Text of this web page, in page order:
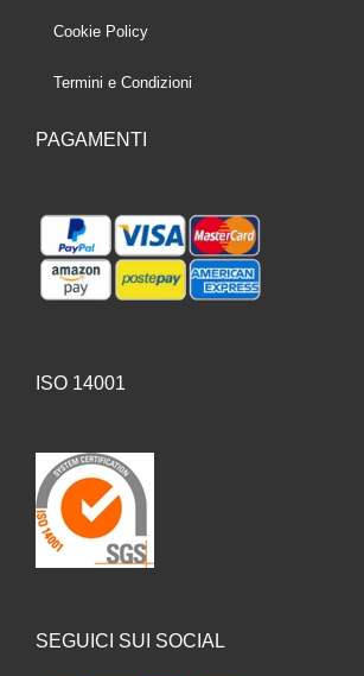
Cookie Policy
Termini e Condizioni
PAGAMENTI
ISO 14001
SEGUICI SUI SOCIAL